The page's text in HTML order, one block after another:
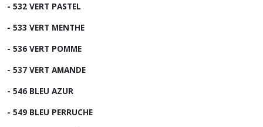
- 532 VERT PASTEL
- 533 VERT MENTHE
- 536 VERT POMME
- 537 VERT AMANDE
- 546 BLEU AZUR
- 549 BLEU PERRUCHE